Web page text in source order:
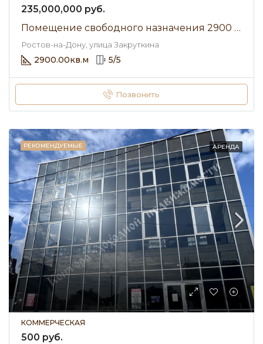
235,000,000 руб.
Помещение свободного назначения 2900 м² • улица Закруткина • Продажа
Ростов-на-Дону, улица Закруткина
2900.00кв.м 5/5
Позвонить
РЕКОМЕНДУЕМЫЕ АРЕНДА
КОММЕРЧЕСКАЯ
500 руб.